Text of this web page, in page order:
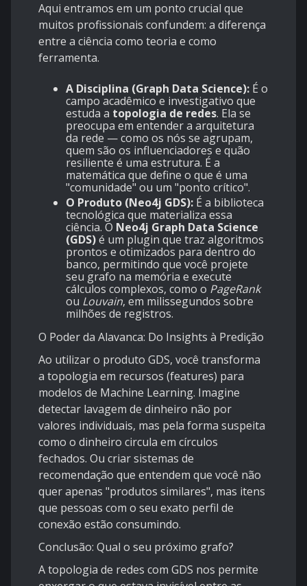
Aqui entramos em um ponto crucial que
muitos profissionais confundem: a diferença
entre a ciência como teoria e como
ferramenta.
A Disciplina (Graph Data Science): É o
campo acadêmico e investigativo que
estuda a topologia de redes. Ela se
preocupa em entender a arquitetura
da rede — como os nós se agrupam,
quem são os influenciadores e quão
resiliente é uma estrutura. É a
matemática que define o que é uma
"comunidade" ou um "ponto crítico".
O Produto (Neo4j GDS): É a biblioteca
tecnológica que materializa essa
ciência. O Neo4j Graph Data Science
(GDS)é um plugin que traz algoritmos
prontos e otimizados para dentro do
banco, permitindo que você projete
seu grafo na memória e execute
cálculos complexos, como o PageRank
ou Louvain, em milissegundos sobre
milhões de registros.
O Poder da Alavanca: Do Insights à Predição
Ao utilizar o produto GDS, você transforma
a topologia em recursos (features) para
modelos de Machine Learning. Imagine
detectar lavagem de dinheiro não por
valores individuais, mas pela forma suspeita
como o dinheiro circula em círculos
fechados. Ou criar sistemas de
recomendação que entendem que você não
quer apenas "produtos similares", mas itens
que pessoas com o seu exato perfil de
conexão estão consumindo.
Conclusão: Qual o seu próximo grafo?
A topologia de redes com GDS nos permite